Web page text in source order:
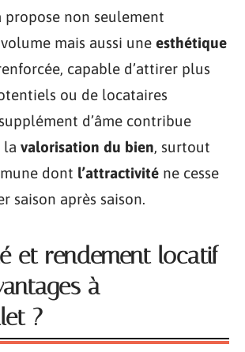
propose non seulement
mais aussi une esthétique
capable d’attirer plus
ou de locataires
d’âme contribue
la valorisation du bien, surtout
dont l’attractivité ne cesse
saison après saison.
et rendement locatif
à
?